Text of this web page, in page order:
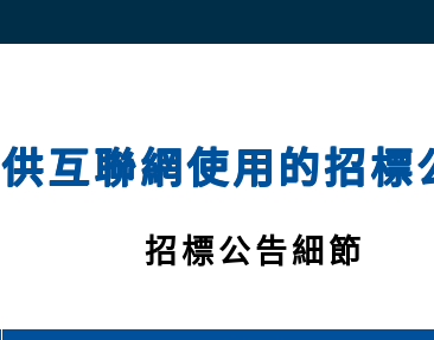
供互聯網使用的招標
招標公告細節